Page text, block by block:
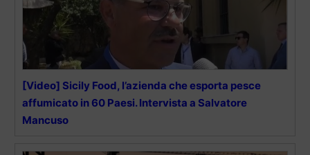
[Video] Sicily Food, l’azienda che esporta pesce
affumicato in 60 Paesi. Intervista a Salvatore
Mancuso